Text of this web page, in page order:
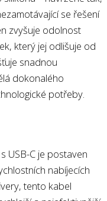
se řešení
zvyšuje odolnost
který jej odlišuje od
snadnou
dokonalého
potřeby.
USB-C je postaven
nabíjecích
tento kabel